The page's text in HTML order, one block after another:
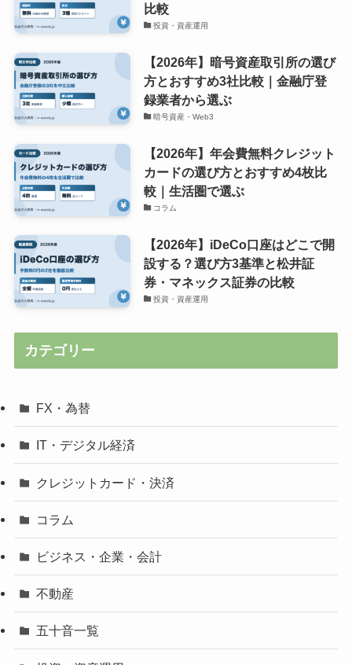
比較
投資・資産運用
【2026年】暗号資産取引所の選び
方とおすすめ3社比較｜金融庁登
録業者から選ぶ
暗号資産・Web3
【2026年】年会費無料クレジット
カードの選び方とおすすめ4枚比
較｜生活圏で選ぶ
コラム
【2026年】iDeCo口座はどこで開
設する？選び方3基準と松井証
券・マネックス証券の比較
投資・資産運用
カテゴリー
FX・為替
IT・デジタル経済
クレジットカード・決済
コラム
ビジネス・企業・会計
不動産
五十音一覧